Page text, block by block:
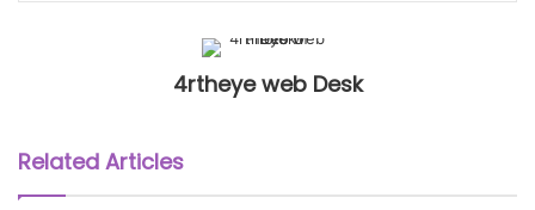
4rtheye web Desk
Related Articles